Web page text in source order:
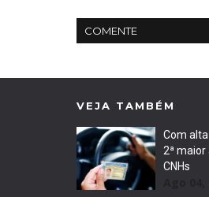
COMENTE
VEJA TAMBÉM
Com
2ª
CNHs